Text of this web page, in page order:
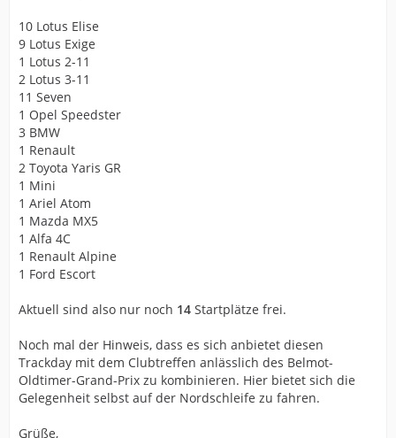
10 Lotus Elise
9 Lotus Exige
1 Lotus 2-11
2 Lotus 3-11
11 Seven
1 Opel Speedster
3 BMW
1 Renault
2 Toyota Yaris GR
1 Mini
1 Ariel Atom
1 Mazda MX5
1 Alfa 4C
1 Renault Alpine
1 Ford Escort
Aktuell sind also nur noch 14 Startplätze frei.
Noch mal der Hinweis, dass es sich anbietet diesen
Trackday mit dem Clubtreffen anlässlich des Belmot-
Oldtimer-Grand-Prix zu kombinieren. Hier bietet sich die
Gelegenheit selbst auf der Nordschleife zu fahren.
Grüße,